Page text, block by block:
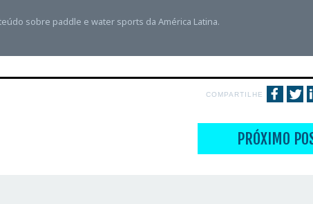
sobre paddle e water sports da América Latina.
COMPARTILHE
PRÓXIMO